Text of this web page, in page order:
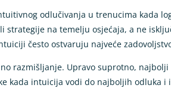
odlučivanja u trenucima kada
na temelju osjećaja, a ne
često ostvaruju najveće
razmišljanje. Upravo suprotno,
kada intuicija vodi do najboljih odluka